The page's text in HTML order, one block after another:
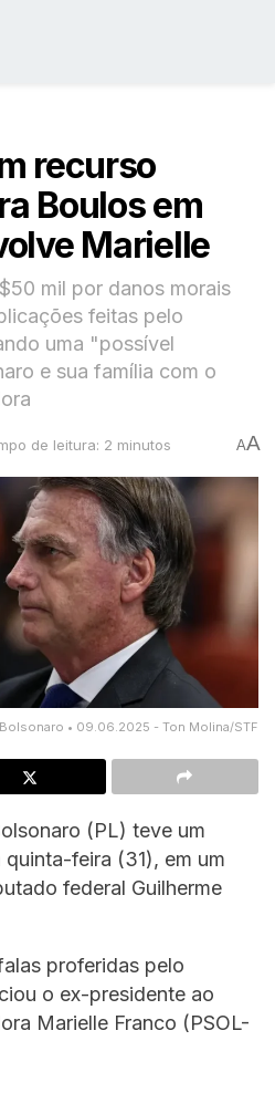
recurso
Boulos em
Marielle
mil por danos morais
feitas pelo
uma "possível
e sua família com o
de leitura: 2 minutos AA
• 09.06.2025 - Ton Molina/STF
(PL) teve um
feira (31), em um
federal Guilherme
proferidas pelo
o ex-presidente ao
Marielle Franco (PSOL-